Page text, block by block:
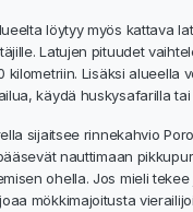
löytyy myös kattava
Latujen pituudet
kilometriin. Lisäksi alueella
käydä huskysafarilla
sijaitsee rinnekahvio
nauttimaan
ohella. Jos mieli
mökkimajoitusta